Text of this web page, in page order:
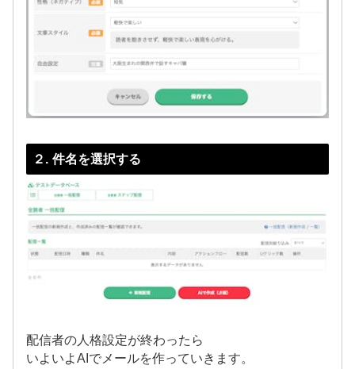
２. 件名を選択する
配信者の人格設定が終わったら
いよいよAIでメールを作っていきます。